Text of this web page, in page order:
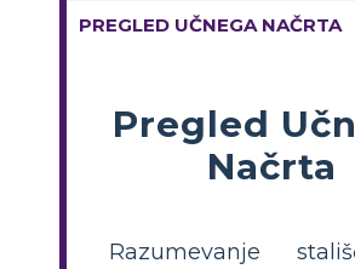
PREGLED UČNEGA NAČRTA
Pregled
Načrta
Razumevanje